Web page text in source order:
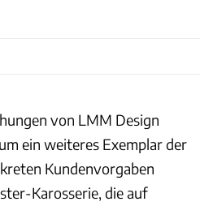
von LMM Design
ein weiteres Exemplar der
Kundenvorgaben
Karosserie, die auf